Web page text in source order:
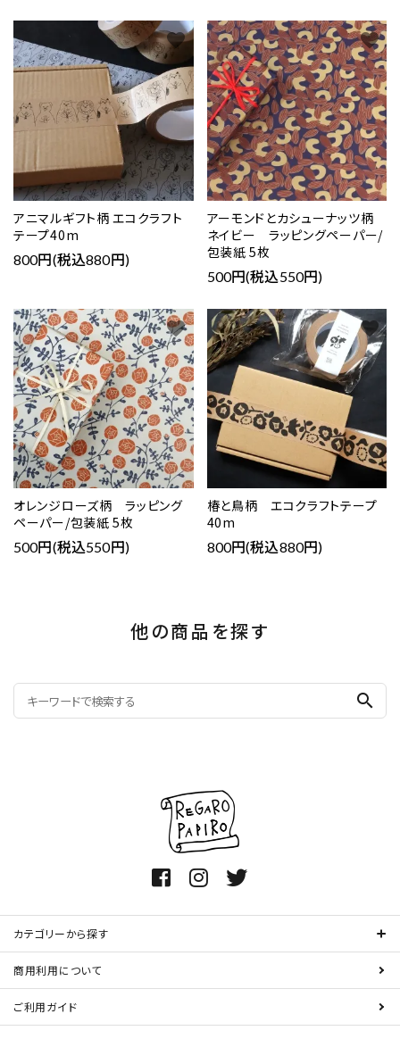
アニマルギフト柄 エコクラフト
テープ40m
800円(税込880円)
favorite
アーモンドとカシューナッツ柄
ネイビー ラッピングペーパー/
包装紙 5枚
500円(税込550円)
favorite
オレンジローズ柄 ラッピング
ペーパー/包装紙 5枚
500円(税込550円)
favorite
椿と鳥柄 エコクラフトテープ
40m
800円(税込880円)
favorite
他の商品を探す
search
カテゴリーから探す
商用利用について
ご利用ガイド